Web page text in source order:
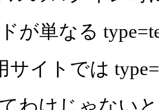
が単なる
サイトでは
わけじゃない